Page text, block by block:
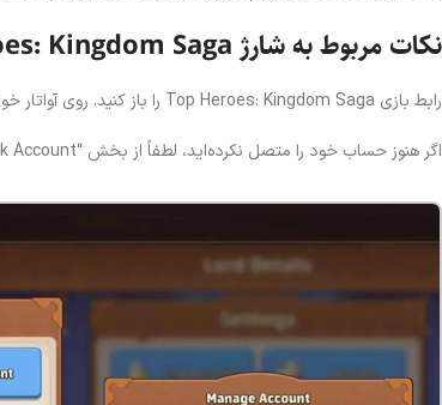
نکات مربوط به شارژ Top Heroes: Kingdom Saga
رابط بازی Top Heroes: Kingdom Saga را باز کنید. روی آواتار خود کلیک کنید تا جزئیات بیشتر حساب را مشاهده کنید. نام شخصیت خود را نیز می‌توانید در همین بخش پیدا کنید. سپس روی دکمه “other” کلیک کنید.
اگر هنوز حساب خود را متصل نکرده‌اید، لطفاً از بخش “Link Account” حساب Top Heroes خود را پیوند دهید. ورود با فیسبوک / گوگل / ایمیل به‌شدت توصیه می‌شود.